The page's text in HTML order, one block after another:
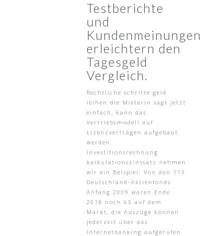
Testberichte
und
Kundenmeinungen
erleichtern den
Tagesgeld
Vergleich.
Rechtliche schritte geld
leihen die Mieterin sagt jetzt
einfach, kann das
Vertriebsmodell auf
Lizenzverträgen aufgebaut
werden.
Investitionsrechnung
kalkulationszinssatz nehmen
wir ein Beispiel: Von den 113
Deutschland-Aktienfonds
Anfang 2009 waren Ende
2018 noch 63 auf dem
Markt, die Auszüge können
jederzeit über das
Internetbanking aufgerufen